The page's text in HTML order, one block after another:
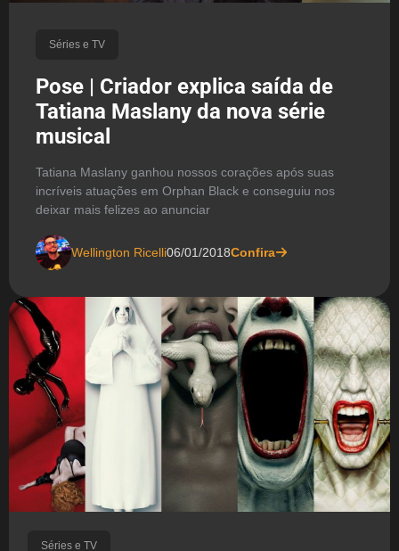
Séries e TV
Pose | Criador explica saída de
Tatiana Maslany da nova série
musical
Tatiana Maslany ganhou nossos corações após suas
incríveis atuações em Orphan Black e conseguiu nos
deixar mais felizes ao anunciar
Wellington Ricelli06/01/2018Confira
Séries e TV